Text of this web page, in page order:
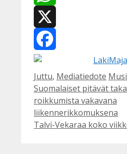
WhatsApp
X
Facebook
Kategoriat
Juttu, Mediatiedote
Suomalaiset pitävät
roikkumista vakavana
liikennerikkomuksena
Talvi-Vekaraa koko